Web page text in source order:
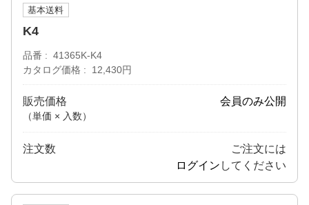
基本送料
K4
品番
41365K-K4
カタログ価格
12,430円
販売価格
（単価 × 入数）
会員のみ公開
注文数
ご注文には
ログイン してください